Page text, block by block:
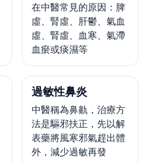
在中醫常見的原因：脾
虛、腎虛、肝鬱、氣血
虛、腎虛、血寒、氣滯
血瘀或痰濕等
過敏性鼻炎
中醫稱為鼻鼽，治療方
法是驅邪扶正，先以解
表藥將風寒邪氣趕出體
外，減少過敏再發